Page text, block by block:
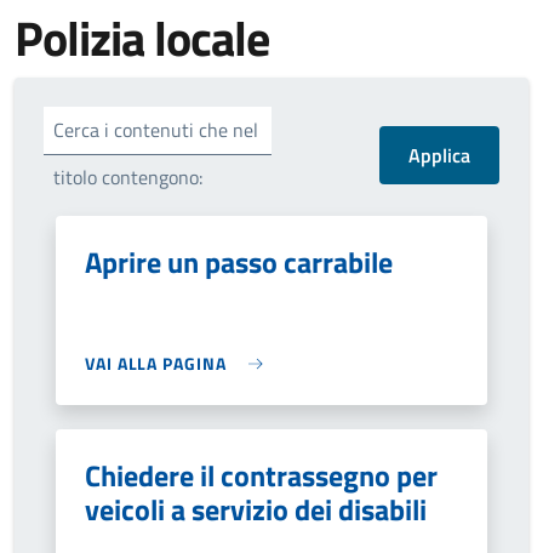
Polizia locale
Cerca i contenuti che nel
titolo contengono:
Aprire un passo carrabile
VAI ALLA PAGINA
Chiedere il contrassegno per
veicoli a servizio dei disabili